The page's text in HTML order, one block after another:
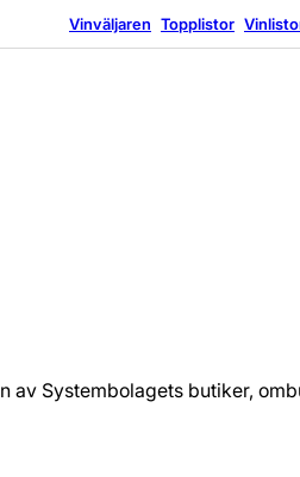
Vinväljaren Topplistor
av Systembolagets butiker,